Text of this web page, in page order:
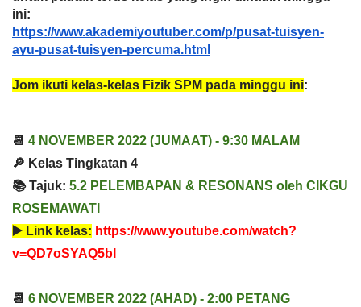
ini:
https://www.akademiyoutuber.com/p/pusat-tuisyen-
ayu-pusat-tuisyen-percuma.html
Jom ikuti kelas-kelas Fizik SPM pada minggu ini:
📆 4 NOVEMBER 2022 (JUMAAT) - 9:30 MALAM
🔎 Kelas Tingkatan 4
📚 Tajuk: 5.2 PELEMBAPAN & RESONANS oleh CIKGU
ROSEMAWATI
▶️ Link kelas: https://www.youtube.com/watch?
v=QD7oSYAQ5bI
📆 6 NOVEMBER 2022 (AHAD) - 2:00 PETANG